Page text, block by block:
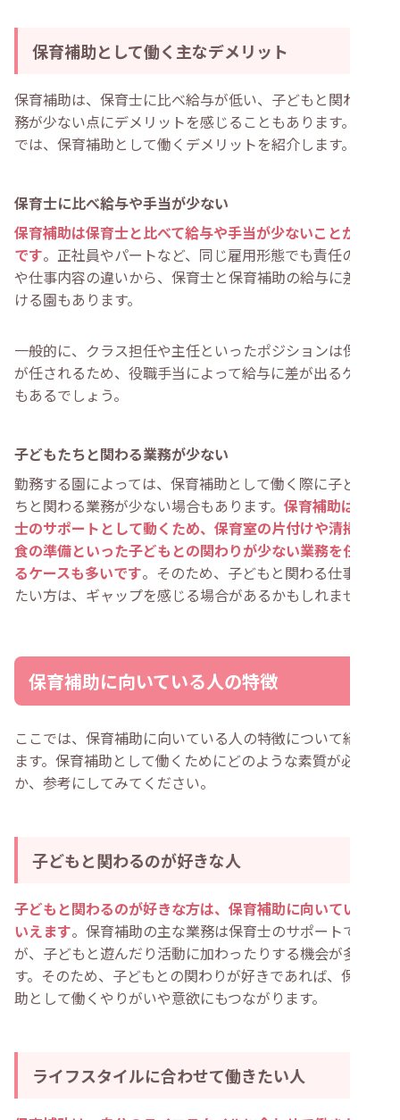
保育補助として働く主なデメリット
保育補助は、保育士に比べ給与が低い、子どもと関わる業
務が少ない点にデメリットを感じることもあります。ここ
では、保育補助として働くデメリットを紹介します。
保育士に比べ給与や手当が少ない
保育補助は保育士と比べて給与や手当が少ないことが多い
です。正社員やパートなど、同じ雇用形態でも責任の重さ
や仕事内容の違いから、保育士と保育補助の給与に差をつ
ける園もあります。
一般的に、クラス担任や主任といったポジションは保育士
が任されるため、役職手当によって給与に差が出るケース
もあるでしょう。
子どもたちと関わる業務が少ない
勤務する園によっては、保育補助として働く際に子どもた
ちと関わる業務が少ない場合もあります。 保育補助は保育
士のサポートとして動くため、保育室の片付けや清掃、給
食の準備といった子どもとの関わりが少ない業務を任され
るケースも多いです。そのため、子どもと関わる仕事がし
たい方は、ギャップを感じる場合があるかもしれません。
保育補助に向いている人の特徴
ここでは、保育補助に向いている人の特徴について紹介し
ます。保育補助として働くためにどのような素質が必要
か、参考にしてみてください。
子どもと関わるのが好きな人
子どもと関わるのが好きな方は、保育補助に向いていると
いえます。保育補助の主な業務は保育士のサポートです
が、子どもと遊んだり活動に加わったりする機会が多いで
す。そのため、子どもとの関わりが好きであれば、保育補
助として働くやりがいや意欲にもつながります。
ライフスタイルに合わせて働きたい人